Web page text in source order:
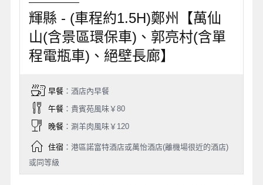
輝縣 - (車程約1.5H)鄭州【萬仙
山(含景區環保車)、郭亮村(含單
程電瓶車)、絕壁長廊】
早餐：酒店內早餐
午餐：貴賓苑風味￥80
晚餐：涮羊肉風味￥120
住宿：港區諾富特酒店或萬怡酒店(離機場很近的酒店)
或同等級